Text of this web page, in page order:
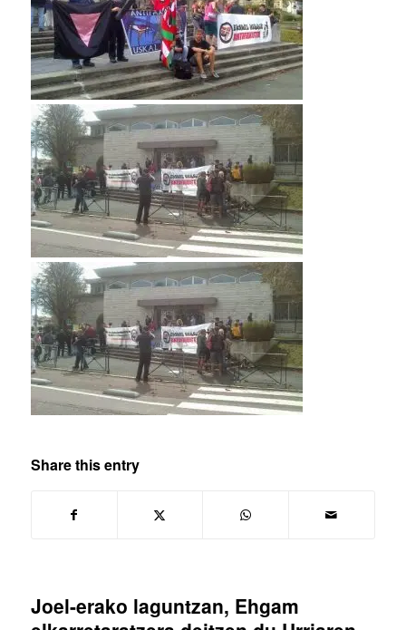
Share this entry
Joel-erako laguntzan, Ehgam